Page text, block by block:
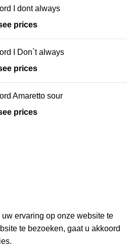
I dont always
prices
I Don`t always
prices
Amaretto sour
prices
ervaring op onze website te
te bezoeken, gaat u akkoord